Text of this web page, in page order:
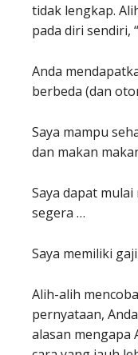
tidak lengkap.
pada diri sendiri,
Anda
berbeda (dan
Saya mampu
dan makan
Saya dapat
segera …
Saya memiliki
Alih-alih
pernyataan,
alasan mengapa